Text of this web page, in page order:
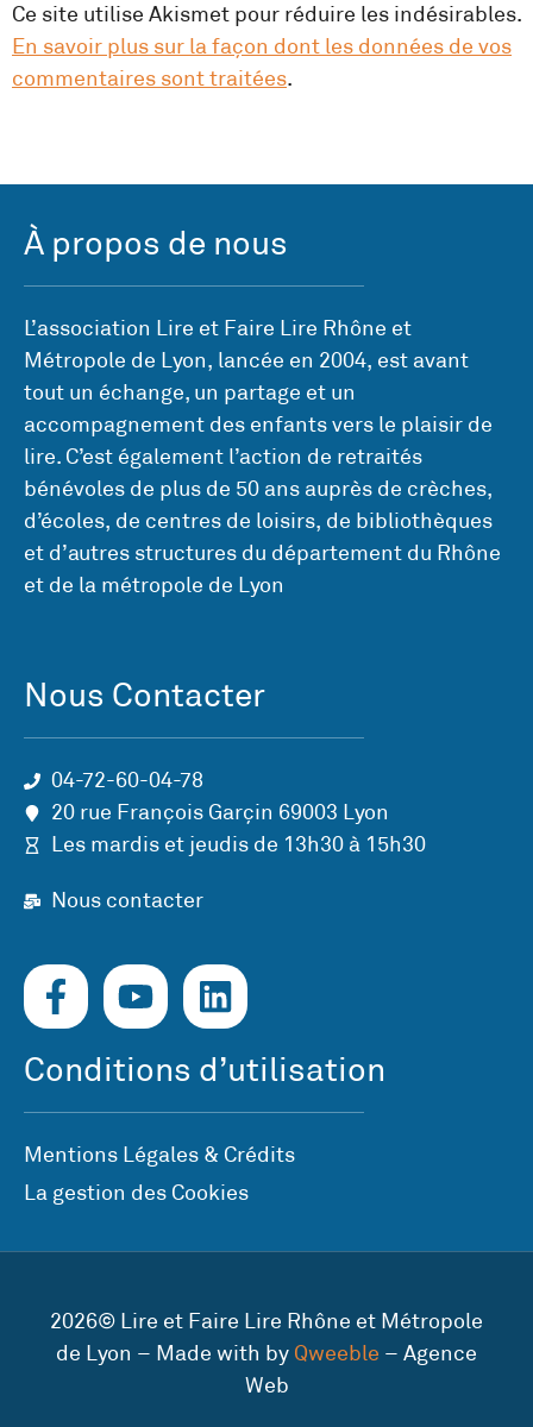
Ce site utilise Akismet pour réduire les indésirables.
En savoir plus sur la façon dont les données de vos
commentaires sont traitées.
À propos de nous
L’association Lire et Faire Lire Rhône et
Métropole de Lyon, lancée en 2004, est avant
tout un échange, un partage et un
accompagnement des enfants vers le plaisir de
lire. C’est également l’action de retraités
bénévoles de plus de 50 ans auprès de crèches,
d’écoles, de centres de loisirs, de bibliothèques
et d’autres structures du département du Rhône
et de la métropole de Lyon
Nous Contacter
04-72-60-04-78
20 rue François Garçin 69003 Lyon
Les mardis et jeudis de 13h30 à 15h30
Nous contacter
Conditions d’utilisation
Mentions Légales & Crédits
La gestion des Cookies
2026© Lire et Faire Lire Rhône et Métropole
de Lyon – Made with by Qweeble – Agence
Web